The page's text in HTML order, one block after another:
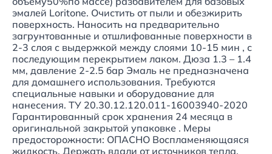
эмалей Loritone. Очистить от пыли и обезжирить
поверхность. Наносить на предварительно
загрунтованные и отшлифованные поверхности в
2-3 слоя с выдержкой между слоями 10-15 мин , с
последующим перекрытием лаком. Дюза 1.3 – 1.4
мм, давление 2-2.5 бар Эмаль не предназначена
для домашнего использования. Требуются
специальные навыки и оборудование для
нанесения. TУ 20.30.12.120.011-16003940-2020
Гарантированный срок хранения 24 месяца в
оригинальной закрытой упаковке . Меры
предосторожности: ОПАСНО Воспламеняющаяся
жидкость. Держать вдали от источников тепла,